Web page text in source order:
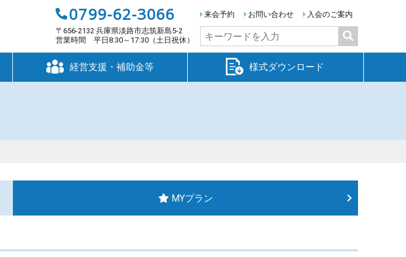
来会予約 お問い合わせ 入会のご案内
検
索:
0799-62-3066
〒656-2132 兵庫県淡路市志筑新島5-2
営業時間 平日8:30～17:30（土日祝休）
経営支援・補助金等 様式ダウンロード
MYプラン